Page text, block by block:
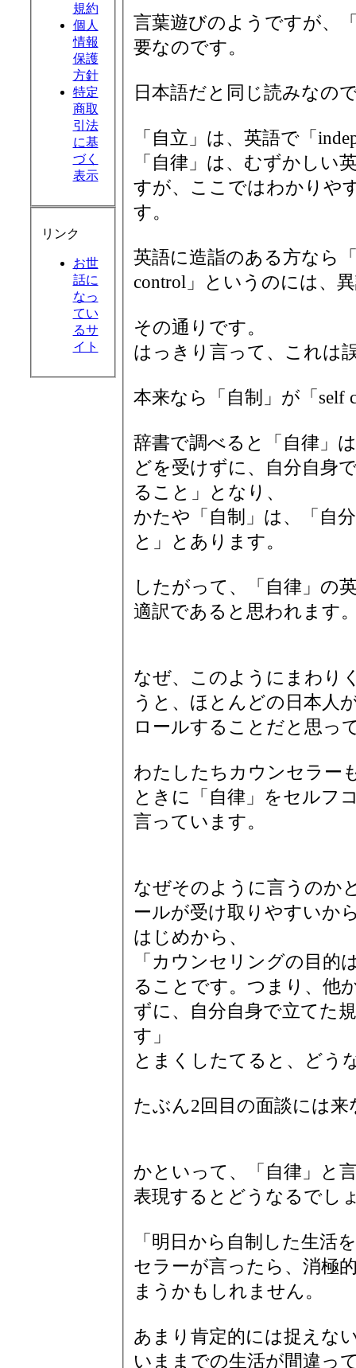
規約
個人
情報
保護
方針
特定
商取
引法
に基
づく
表示
リンク
お世
話に
なっ
てい
るサ
イト
言葉遊びのようですが、
要なのです。
日本語だと同じ読みなの
「自立」は、英語で「
「自律」は、むずかしい
すが、ここではわかりや
す。
英語に造詣のある方なら
control」というのには、
その通りです。
はっきり言って、これは
本来なら「自制」が「self
辞書で調べると「自律」
どを受けずに、自分自身
ること」となり、
かたや「自制」は、「自
と」とあります。
したがって、「自律」の
適訳であると思われます
なぜ、このようにまわり
うと、ほとんどの日本人
ロールすることだと思っ
わたしたちカウンセラー
ときに「自律」をセルフ
言っています。
なぜそのように言うのか
ールが受け取りやすいか
はじめから、
「カウンセリングの目的
ることです。つまり、他
ずに、自分自身で立てた
す」
とまくしたてると、どう
たぶん2回目の面談には
かといって、「自律」と
表現するとどうなるでし
「明日から自制した生活
セラーが言ったら、消極
まうかもしれません。
あまり肯定的には捉えな
いままでの生活が間違っ